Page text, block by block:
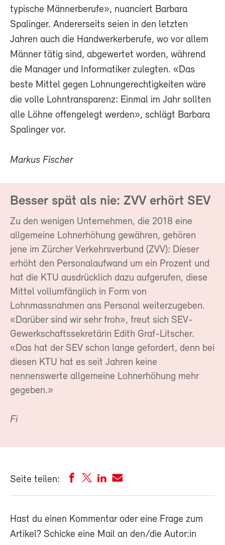
typische Männerberufe», nuanciert Barbara
Spalinger. Andererseits seien in den letzten
Jahren auch die Handwerkerberufe, wo vor allem
Männer tätig sind, abgewertet worden, während
die Manager und Informatiker zulegten. «Das
beste Mittel gegen Lohnungerechtigkeiten wäre
die volle Lohntransparenz: Einmal im Jahr sollten
alle Löhne offengelegt werden», schlägt Barbara
Spalinger vor.
Markus Fischer
Besser spät als nie: ZVV erhört SEV
Zu den wenigen Unternehmen, die 2018 eine
allgemeine Lohnerhöhung gewähren, gehören
jene im Zürcher Verkehrsverbund (ZVV): Dieser
erhöht den Personalaufwand um ein Prozent und
hat die KTU ausdrücklich dazu aufgerufen, diese
Mittel vollumfänglich in Form von
Lohnmassnahmen ans Personal weiterzugeben.
«Darüber sind wir sehr froh», freut sich SEV-
Gewerkschaftssekretärin Edith Graf-Litscher.
«Das hat der SEV schon lange gefordert, denn bei
diesen KTU hat es seit Jahren keine
nennenswerte allgemeine Lohnerhöhung mehr
gegeben.»
Fi
Seite teilen:
Hast du einen Kommentar oder eine Frage zum
Artikel? Schicke eine Mail an den/die Autor:in